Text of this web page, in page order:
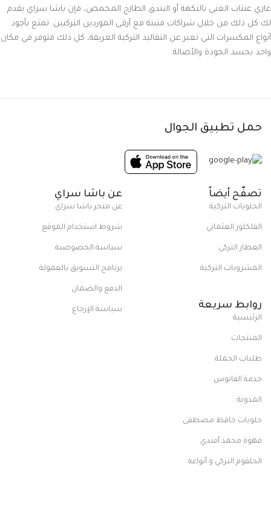
غازي عنتاب الغني بالنكهة أو البندق الطازج المحمص، فإن باشا سراي يقدم
لك كل ذلك من خلال شراكات متينة مع أرقى الموردين التركيين. تمتع بأجود
أنواع المكسرات التي تعبر عن التقاليد التركية العريقة، كل ذلك متوفر في مكان
واحد يجسد الجودة والأصالة.
حمل تطبيق الجوال
عن باشا سراي
عن متجر باشا سراي
شروط استخدام الموقع
سياسة الخصوصية
برنامج التسويق بالعمولة
الدفع والضمان
سياسة الإرجاع
تصفّح أيضاً
الحلويات التركية
الفلكلور العثماني
العطار التركي
المشروبات التركية
روابط سريعة
الرئيسية
المنتجات
طلبات الجملة
خدمة الفانوس
المدونة
حلويات حافظ مصطفى
قهوة محمد أفندي
الحلقوم التركي و أنواعه